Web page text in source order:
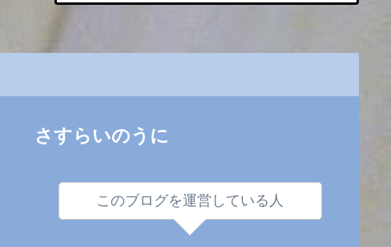
さすらいのうに
このブログを運営している人